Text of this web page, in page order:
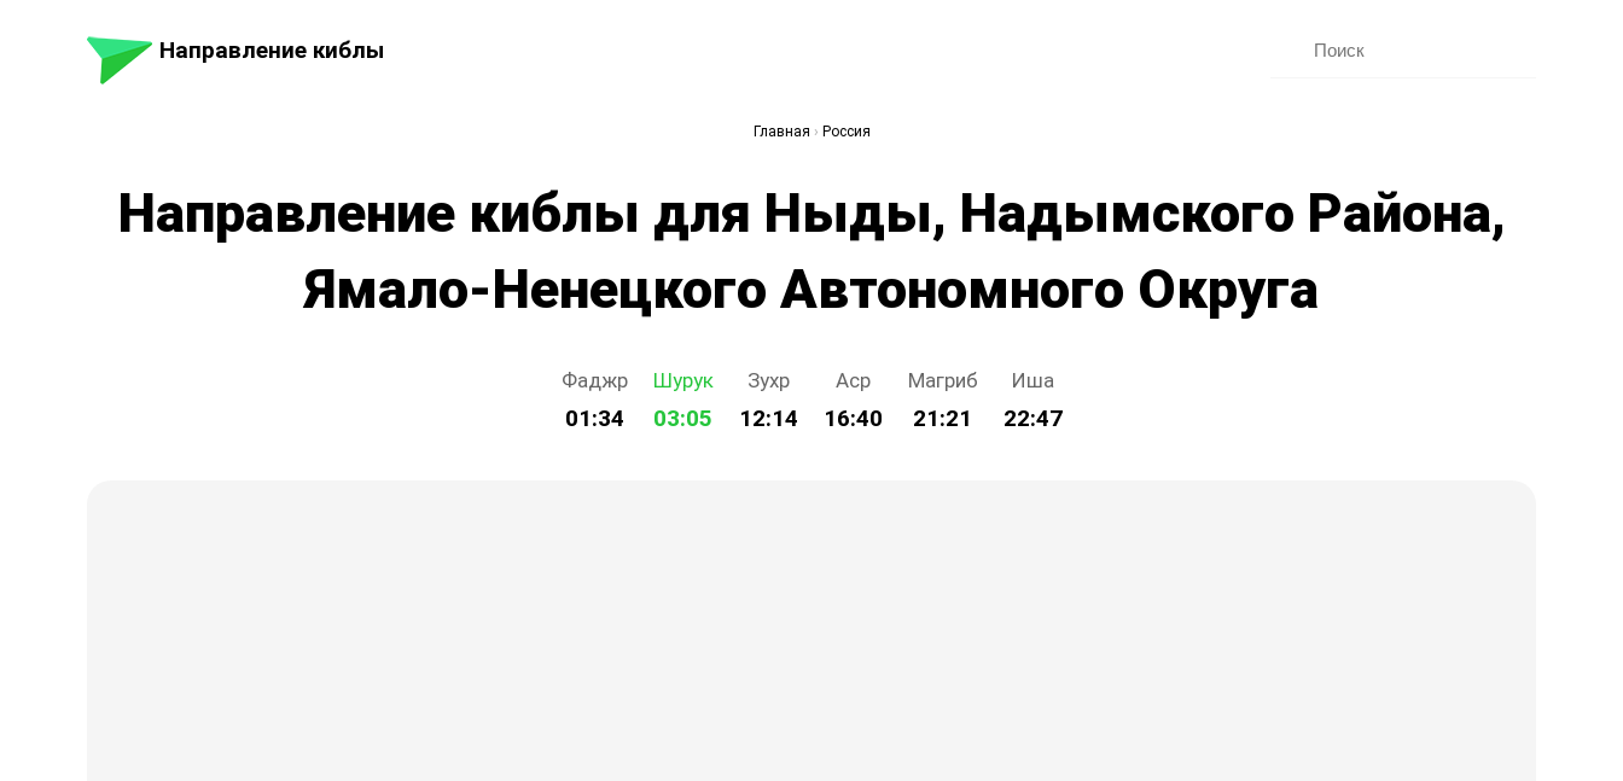
Направление киблы
Главная › Россия
Направление киблы для Ныды, Надымского Района,
Ямало-Ненецкого Автономного Округа
Фаджр
01:34
Шурук
03:05
Зухр
12:14
Аср
16:40
Магриб
21:21
Иша
22:47